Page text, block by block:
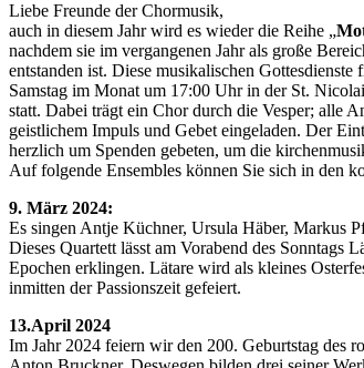
Liebe Freunde der Chormusik,
auch in diesem Jahr wird es wieder die Reihe „
nachdem sie im vergangenen Jahr als große
entstanden ist. Diese musikalischen Gottesdienste
Samstag im Monat um 17:00 Uhr in der St.
statt. Dabei trägt ein Chor durch die Vesper; alle
geistlichem Impuls und Gebet eingeladen. Der
herzlich um Spenden gebeten, um die
Auf folgende Ensembles können Sie sich in den
9. März 2024:
Es singen Antje Küchner, Ursula Häber, Markus
Dieses Quartett lässt am Vorabend des Sonntags
Epochen erklingen. Lätare wird als kleines
inmitten der Passionszeit gefeiert.
13.April 2024
Im Jahr 2024 feiern wir den 200. Geburtstag des